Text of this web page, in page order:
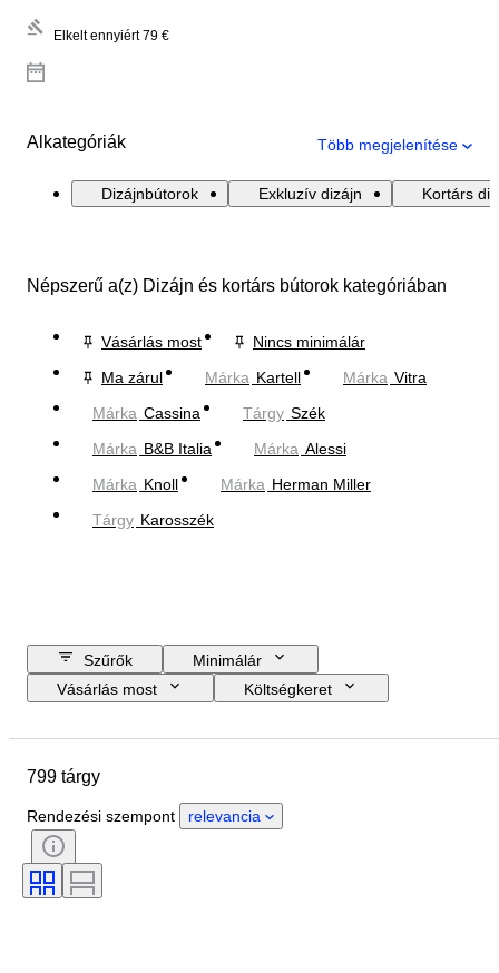
Elkelt ennyiért 79 €
Alkategóriák Több megjelenítése
Dizájnbútorok Exkluzív dizájn Kortárs
Népszerű a(z) Dizájn és kortárs bútorok kategóriában
Vásárlás most
Nincs minimálár
Ma zárul
Márka Kartell Márka Vitra
Márka Cassina Tárgy Szék
Márka B&B Italia Márka Alessi
Márka Knoll Márka Herman Miller
Tárgy Karosszék
Szűrők
Minimálár
Vásárlás most
Költségkeret
Tárgy
Állapot
Időszak
Téma
Technika
Szín
799 tárgy
Rendezési szempont relevancia